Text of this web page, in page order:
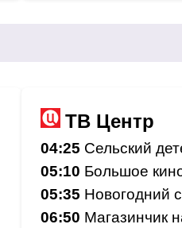
ТВ Центр
04:25 Сельский
05:10 Большое
05:35 Новогодний
06:50 Магазинчик